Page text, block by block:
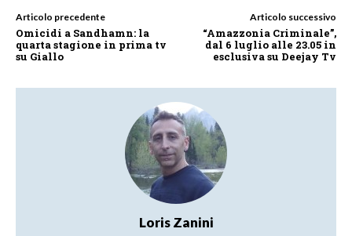
Articolo precedente
Omicidi a Sandhamn: la
quarta stagione in prima tv
su Giallo
Articolo successivo
“Amazzonia Criminale”,
dal 6 luglio alle 23.05 in
esclusiva su Deejay Tv
Loris Zanini